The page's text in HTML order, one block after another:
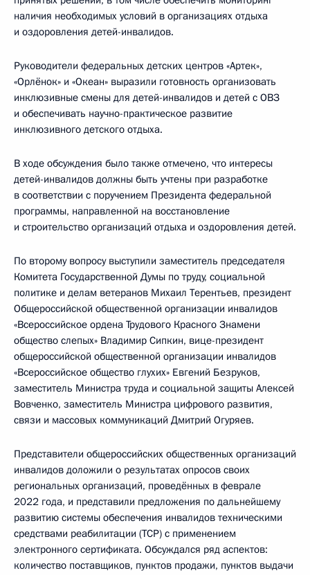
наличия необходимых условий в организациях отдыха
и оздоровления детей-инвалидов.
Руководители федеральных детских центров «Артек»,
«Орлёнок» и «Океан» выразили готовность организовать
инклюзивные смены для детей-инвалидов и детей с ОВЗ
и обеспечивать научно-практическое развитие
инклюзивного детского отдыха.
В ходе обсуждения было также отмечено, что интересы
детей-инвалидов должны быть учтены при разработке
в соответствии с поручением Президента федеральной
программы, направленной на восстановление
и строительство организаций отдыха и оздоровления детей.
По второму вопросу выступили заместитель председателя
Комитета Государственной Думы по труду, социальной
политике и делам ветеранов Михаил Терентьев, президент
Общероссийской общественной организации инвалидов
«Всероссийское ордена Трудового Красного Знамени
общество слепых» Владимир Сипкин, вице-президент
общероссийской общественной организации инвалидов
«Всероссийское общество глухих» Евгений Безруков,
заместитель Министра труда и социальной защиты Алексей
Вовченко, заместитель Министра цифрового развития,
связи и массовых коммуникаций Дмитрий Огуряев.
Представители общероссийских общественных организаций
инвалидов доложили о результатах опросов своих
региональных организаций, проведённых в феврале
2022 года, и представили предложения по дальнейшему
развитию системы обеспечения инвалидов техническими
средствами реабилитации (TCP) с применением
электронного сертификата. Обсуждался ряд аспектов:
количество поставщиков, пунктов продажи, пунктов выдачи